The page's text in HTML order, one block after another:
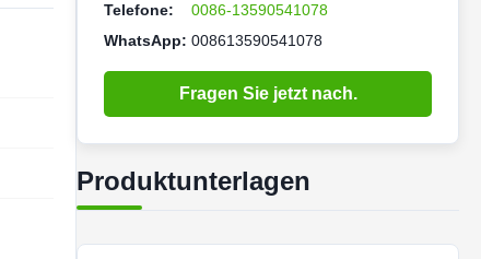
Telefone:
0086-13590541078
WhatsApp: 008613590541078
Fragen Sie jetzt nach.
Produktunterlagen